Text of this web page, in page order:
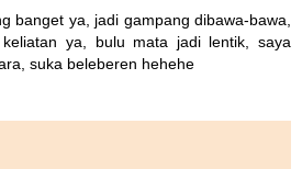
banget ya, jadi gampang dibawa-bawa,
keliatan ya, bulu mata jadi lentik, saya
suka beleberen hehehe